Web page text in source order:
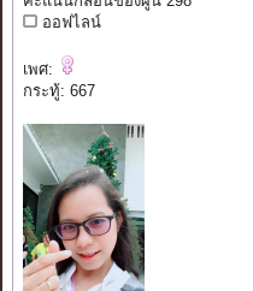
ออฟไลน์
เพศ:
กระทู้: 667